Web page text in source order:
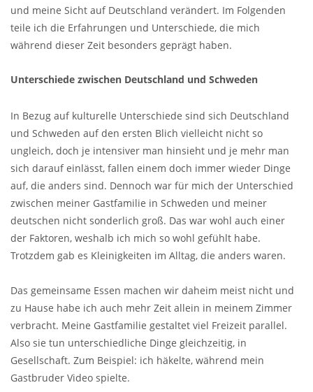
und meine Sicht auf Deutschland verändert. Im Folgenden
teile ich die Erfahrungen und Unterschiede, die mich
während dieser Zeit besonders geprägt haben.
Unterschiede zwischen Deutschland und Schweden
In Bezug auf kulturelle Unterschiede sind sich Deutschland
und Schweden auf den ersten Blich vielleicht nicht so
ungleich, doch je intensiver man hinsieht und je mehr man
sich darauf einlässt, fallen einem doch immer wieder Dinge
auf, die anders sind. Dennoch war für mich der Unterschied
zwischen meiner Gastfamilie in Schweden und meiner
deutschen nicht sonderlich groß. Das war wohl auch einer
der Faktoren, weshalb ich mich so wohl gefühlt habe.
Trotzdem gab es Kleinigkeiten im Alltag, die anders waren.
Das gemeinsame Essen machen wir daheim meist nicht und
zu Hause habe ich auch mehr Zeit allein in meinem Zimmer
verbracht. Meine Gastfamilie gestaltet viel Freizeit parallel.
Also sie tun unterschiedliche Dinge gleichzeitig, in
Gesellschaft. Zum Beispiel: ich häkelte, während mein
Gastbruder Video spielte.